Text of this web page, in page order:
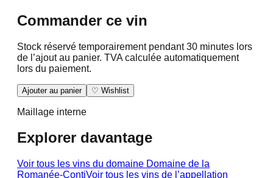
Commander ce vin
Stock réservé temporairement pendant 30 minutes lors
de l’ajout au panier. TVA calculée automatiquement
lors du paiement.
Ajouter au panier ♡ Wishlist
Maillage interne
Explorer davantage
Voir tous les vins du domaine Domaine de la
Romanée-ContiVoir tous les vins de l’appellation